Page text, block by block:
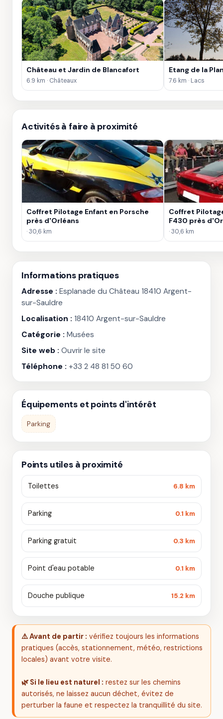
Château et Jardin de Blancafort
6.9 km · Châteaux
Etang de la
7.6 km · Lacs
Activités à faire à proximité
Coffret Pilotage Enfant en Porsche
près d'Orléans
· 30,6 km
Coffret
F430 près
· 30,6 km
Informations pratiques
Adresse : Esplanade du Château 18410 Argent-
sur-Sauldre
Localisation : 18410 Argent-sur-Sauldre
Catégorie : Musées
Site web : Ouvrir le site
Téléphone : +33 2 48 81 50 60
Équipements et points d'intérêt
Parking
Points utiles à proximité
Toilettes 6.8 km
Parking 0.1 km
Parking gratuit 0.3 km
Point d'eau potable 0.1 km
Douche publique 15.2 km
⚠️ Avant de partir : vérifiez toujours les informations
pratiques (accès, stationnement, météo, restrictions
locales) avant votre visite.
🌿 Si le lieu est naturel : restez sur les chemins
autorisés, ne laissez aucun déchet, évitez de
perturber la faune et respectez la tranquillité du site.